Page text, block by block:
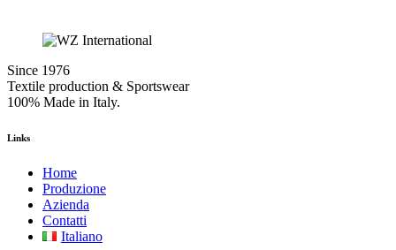
Since 1976
Textile production & Sportswear
100% Made in Italy.
Links
Home
Produzione
Azienda
Contatti
Italiano